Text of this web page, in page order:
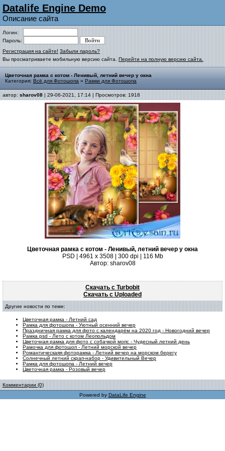
Datalife Engine Demo
Описание сайта
Логин:
Пароль:
Регистрация на сайте! Забыли пароль?
Вы просматриваете мобильную версию сайта. Перейти на полную версию сайта.
Цветочная рамка с котом - Ленивый, летний вечер у окна
Категория: Всё для Фотошопа » Рамки для Фотошопа
автор: sharov08 | 29-06-2021, 17:14 | Просмотров: 1918
Цветочная рамка с котом - Ленивый, летний вечер у окна
PSD | 4961 х 3508 | 300 dpi | 116 Mb
Автор: sharov08
Скачать с Turbobit
Скачать с Uploaded
Другие новости по теме:
Цветочная рамка - Летний сад
Рамка для фотошопа - Уютный осенний вечер
Праздничная рамка для фото с календарём на 2020 год - Новогодний вечер
Рамка psd - Лето с котом Леопольдом
Цветочная рамка для фото с собачкой мопс - Чудесный летний день
Рамочка для фотошоп - Летний морской вечер
Романтическаяя фоторамка - Летний вечер на морском берегу
Солнечный летний скрап-набор - Удивительный Вечер
Рамка для фотошопа - Летний вечер
Цветочная рамка - Розовый вечер
Комментарии (0)
Powered by DataLife Engine